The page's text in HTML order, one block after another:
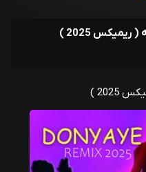
2025 )
)